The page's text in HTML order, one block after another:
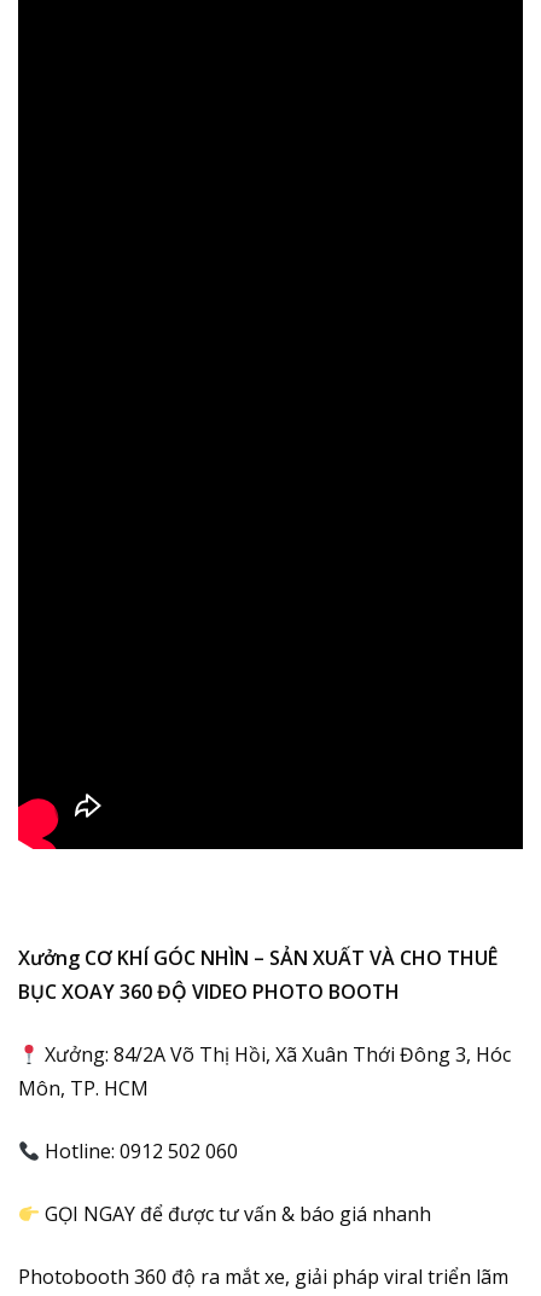
Xưởng CƠ KHÍ GÓC NHÌN – SẢN XUẤT VÀ CHO THUÊ
BỤC XOAY 360 ĐỘ VIDEO PHOTO BOOTH
Xưởng: 84/2A Võ Thị Hồi, Xã Xuân Thới Đông 3, Hóc
Môn, TP. HCM
Hotline: 0912 502 060
GỌI NGAY để được tư vấn & báo giá nhanh
Photobooth 360 độ ra mắt xe, giải pháp viral triển lãm